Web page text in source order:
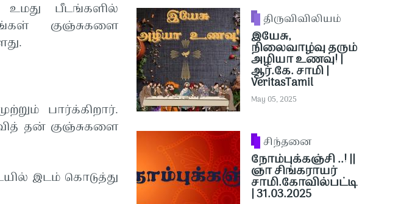
பீடங்களில்
குஞ்சுகளை
பார்க்கிறார்.
தன் குஞ்சுகளை
இடம் கொடுத்து
திருவிவிலியம்
இயேசு,
நிலைவாழ்வு தரும்
அழியா உணவு! |
ஆர்.கே. சாமி |
VeritasTamil
May 05, 2025
சிந்தனை
நோம்புக்கஞ்சி ..! ||
ஞா சிங்கராயர்
சாமி.கோவில்பட்டி
| 31.03.2025